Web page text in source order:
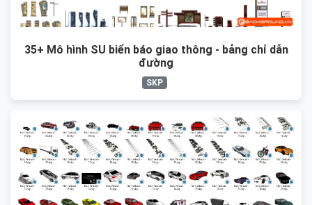
35+ Mô hình SU biển báo giao thông - bảng chỉ dẫn
đường
SKP